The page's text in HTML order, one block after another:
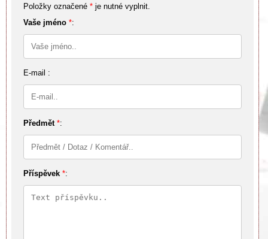
Položky označené * je nutné vyplnit.
Vaše jméno *:
E-mail :
Předmět *:
Příspěvek *: